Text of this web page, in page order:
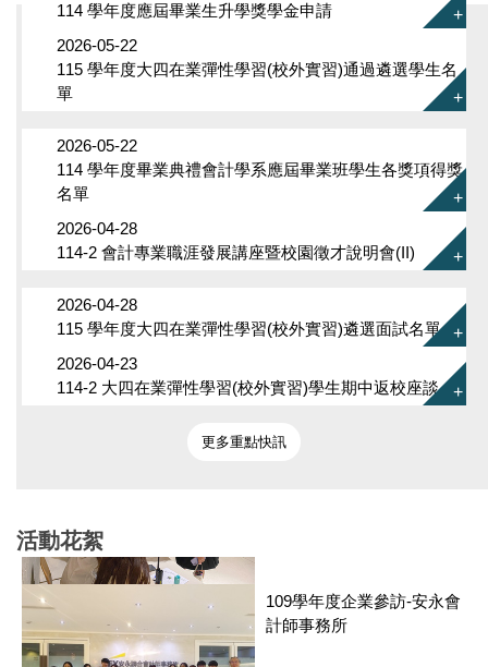
114 學年度應屆畢業生升學獎學金申請
2026-05-22
115 學年度大四在業彈性學習(校外實習)通過遴選學生名
單
2026-05-22
114 學年度畢業典禮會計學系應屆畢業班學生各獎項得獎
名單
2026-04-28
114-2 會計專業職涯發展講座暨校園徵才說明會(II)
2026-04-28
115 學年度大四在業彈性學習(校外實習)遴選面試名單
2026-04-23
114-2 大四在業彈性學習(校外實習)學生期中返校座談
更多重點快訊
活動花絮
112學年度師生共同研究成
110學年度系學會活動-新生
期初聚會
計師事務所